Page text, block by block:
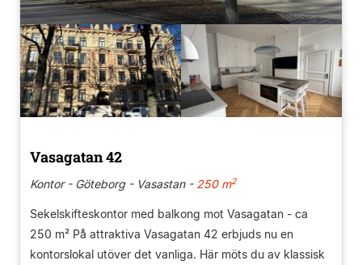
Vasagatan 42
Kontor - Göteborg - Vasastan -250 m2
Sekelskifteskontor med balkong mot Vasagatan - ca
250 m² På attraktiva Vasagatan 42 erbjuds nu en
kontorslokal utöver det vanliga. Här möts du av klassisk